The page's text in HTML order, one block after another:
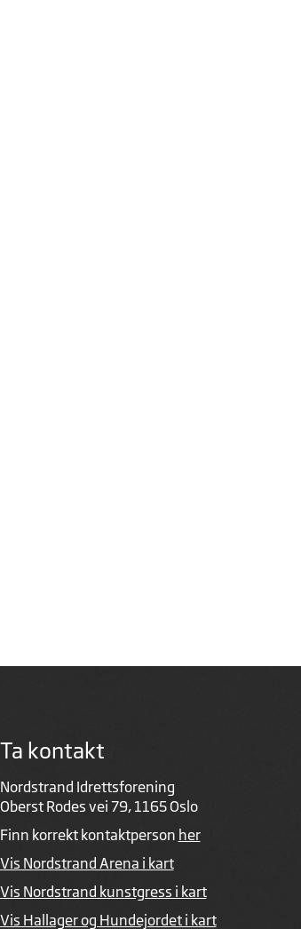
Ta kontakt
Nordstrand Idrettsforening
Oberst Rodes vei 79, 1165 Oslo
Finn korrekt kontaktperson her
Vis Nordstrand Arena i kart
Vis Nordstrand kunstgress i kart
Vis Hallager og Hundejordet i kart